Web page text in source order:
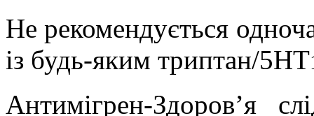
Не рекомендується
із будь-яким триптан/5НТ
Антимігрен-Здоров’я